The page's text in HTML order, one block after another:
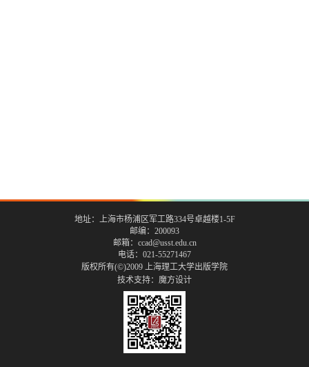
地址：上海市杨浦区军工路334号卓越楼1-5F
邮编：200093
邮箱：ccad@usst.edu.cn
电话：021-55271467
版权所有(©)2009 上海理工大学出版学院
技术支持： 魔方设计